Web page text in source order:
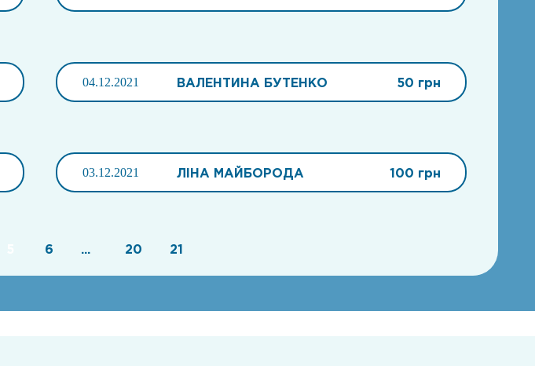
04.12.2021 ВАЛЕНТИНА БУТЕНКО 50 грн
03.12.2021 ЛІНА МАЙБОРОДА 100 грн
6 ... 20 21